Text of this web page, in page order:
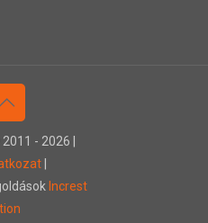
- 2026 |
Increst